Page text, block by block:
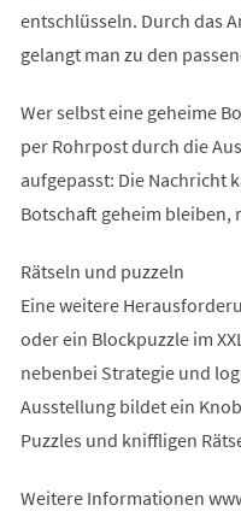
entschlüsseln. Durch das
gelangt man zu den
Wer selbst eine geheime
per Rohrpost durch die
aufgepasst: Die Nachricht
Botschaft geheim bleiben,
Rätseln und puzzeln
Eine weitere
oder ein Blockpuzzle im
nebenbei Strategie und
Ausstellung bildet ein
Puzzles und kniffligen
Weitere Informationen